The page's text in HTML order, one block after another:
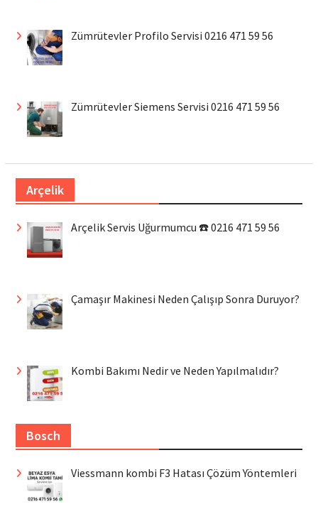
Zümrütevler Profilo Servisi 0216 471 59 56
Zümrütevler Siemens Servisi 0216 471 59 56
Arçelik
Arçelik Servis Uğurmumcu ☎️ 0216 471 59 56
Çamaşır Makinesi Neden Çalışıp Sonra Duruyor?
Kombi Bakımı Nedir ve Neden Yapılmalıdır?
Bosch
Viessmann kombi F3 Hatası Çözüm Yöntemleri